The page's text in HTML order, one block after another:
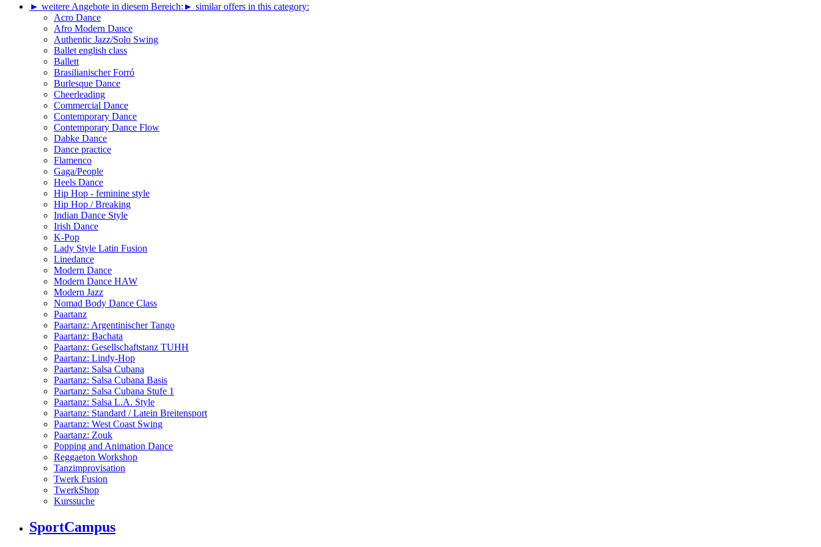
► weitere Angebote in diesem Bereich: ► similar offers in this category:
Acro Dance
Afro Modern Dance
Authentic Jazz/Solo Swing
Ballet english class
Ballett
Brasilianischer Forró
Burlesque Dance
Cheerleading
Commercial Dance
Contemporary Dance
Contemporary Dance Flow
Dabke Dance
Dance practice
Flamenco
Gaga/People
Heels Dance
Hip Hop - feminine style
Hip Hop / Breaking
Indian Dance Style
Irish Dance
K-Pop
Lady Style Latin Fusion
Linedance
Modern Dance
Modern Dance HAW
Modern Jazz
Nomad Body Dance Class
Paartanz
Paartanz: Argentinischer Tango
Paartanz: Bachata
Paartanz: Gesellschaftstanz TUHH
Paartanz: Lindy-Hop
Paartanz: Salsa Cubana
Paartanz: Salsa Cubana Basis
Paartanz: Salsa Cubana Stufe 1
Paartanz: Salsa L.A. Style
Paartanz: Standard / Latein Breitensport
Paartanz: West Coast Swing
Paartanz: Zouk
Popping and Animation Dance
Reggaeton Workshop
Tanzimprovisation
Twerk Fusion
TwerkShop
Kurssuche
SportCampus